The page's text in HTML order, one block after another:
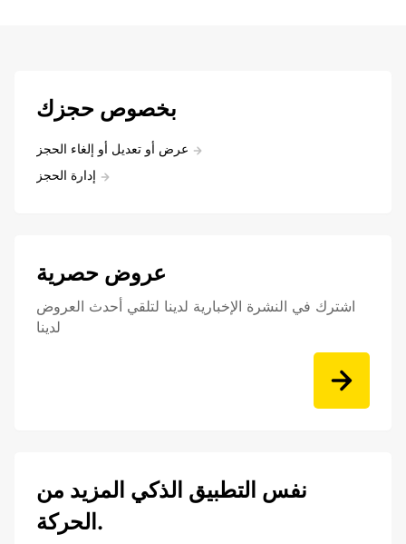
بخصوص حجزك
عرض أو تعديل أو إلغاء الحجز
إدارة الحجز
عروض حصرية
اشترك في النشرة الإخبارية لدينا لتلقي أحدث العروض
لدينا
نفس التطبيق الذكي المزيد من
الحركة.